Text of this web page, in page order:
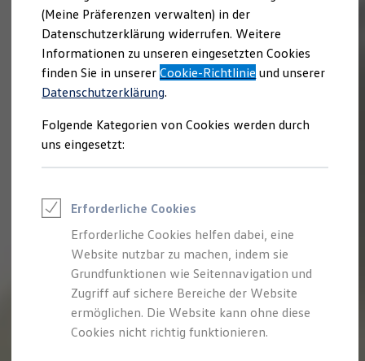
Absolventen
StartUp Direct
Doktorandenprogramm
Volontariat
Berufserfahrene
Direkteinstieg
Jobs in der Volkswagen Group
Jobs in Produktion und Logistik
Talentpool für Fach- und Führungsexpertinnen
Arbeiten bei VW
Was uns ausmacht
Wir bei Volkswagen
Onboarding und Einarbeitung
Unternehmensbereiche
Standorte
Verhaltensgrundsätze
Karriere Magazin
Talentpool
Deine Bewerbung
Onlinebewerbung: So geht's
(Meine Präferenzen verwalten) in der
Datenschutzerklärung widerrufen. Weitere
Informationen zu unseren eingesetzten Cookies
finden Sie in unsererCookie-Richtlinie und unserer
Datenschutzerklärung.
Folgende Kategorien von Cookies werden durch
uns eingesetzt:
Erforderliche Cookies
Erforderliche Cookies helfen dabei, eine
Website nutzbar zu machen, indem sie
Grundfunktionen wie Seitennavigation und
Zugriff auf sichere Bereiche der Website
ermöglichen. Die Website kann ohne diese
Cookies nicht richtig funktionieren.